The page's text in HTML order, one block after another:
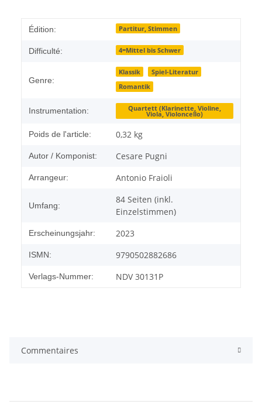
Édition: Partitur, Stimmen
Difficulté: 4=Mittel bis Schwer
Genre:
Klassik
Spiel-Literatur
Romantik
Instrumentation: Quartett (Klarinette, Violine,
Viola, Violoncello)
Poids de l'article: 0,32 kg
Autor / Komponist: Cesare Pugni
Arrangeur: Antonio Fraioli
Umfang:
84 Seiten (inkl.
Einzelstimmen)
Erscheinungsjahr: 2023
ISMN: 9790502882686
Verlags-Nummer: NDV 30131P
Commentaires